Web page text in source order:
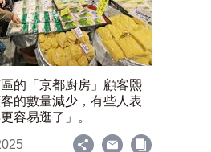
的「京都廚房」顧客熙
的數量減少，有些人表
容易逛了」。